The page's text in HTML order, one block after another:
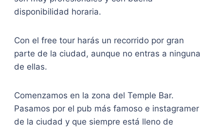
disponibilidad horaria.
Con el free tour harás un recorrido por gran
parte de la ciudad, aunque no entras a ninguna
de ellas.
Comenzamos en la zona del Temple Bar.
Pasamos por el pub más famoso e instagramer
de la ciudad y que siempre está lleno de